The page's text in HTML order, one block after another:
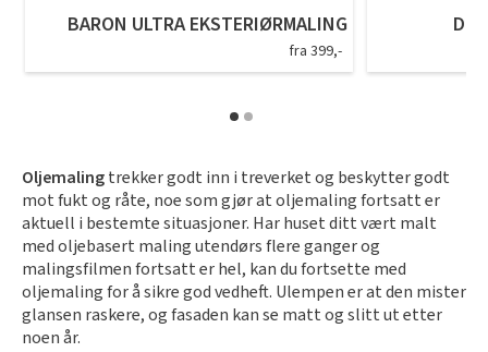
BARON ULTRA EKSTERIØRMALING
fra 399,-
Oljemalingtrekker godt inn i treverket og beskytter godt
mot fukt og råte, noe som gjørat oljemaling fortsatt er
aktuell i bestemte situasjoner. Har huset ditt vært malt
med oljebasert maling utendørs flere ganger og
malingsfilmen fortsatt er hel, kan du fortsette med
oljemaling for å sikre god vedheft. Ulempen er at den mister
glansen raskere, og fasaden kan se matt og slitt ut etter
noen år.